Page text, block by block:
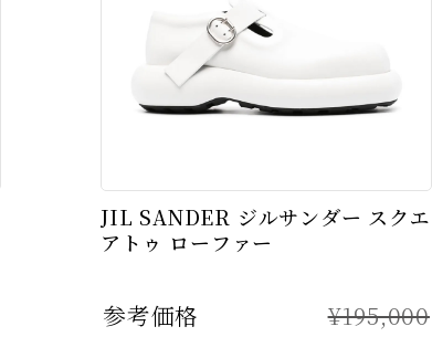
JIL SANDER ジルサンダー スクエ
アトゥ ローファー
参考価格 ¥195,000